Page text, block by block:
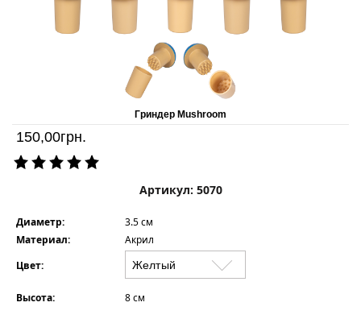
Гриндер Mushroom
150,00грн.
Артикул: 5070
Диаметр:
3.5 см
Материал:
Акрил
Цвет:
Высота: 8 см